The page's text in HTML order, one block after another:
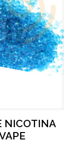
NICOTINA